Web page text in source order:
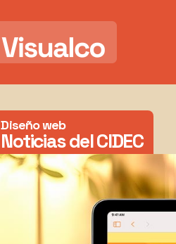
Diseño web
Noticias del CIDEC